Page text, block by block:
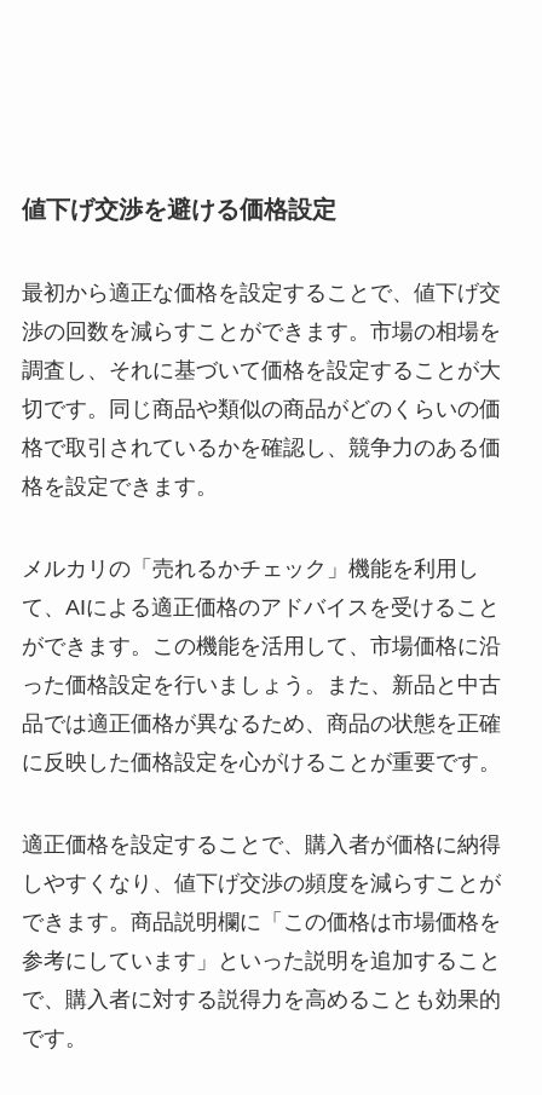
値下げ交渉を避ける価格設定
最初から適正な価格を設定することで、値下げ交
渉の回数を減らすことができます。市場の相場を
調査し、それに基づいて価格を設定することが大
切です。同じ商品や類似の商品がどのくらいの価
格で取引されているかを確認し、競争力のある価
格を設定できます。
メルカリの「売れるかチェック」機能を利用し
て、AIによる適正価格のアドバイスを受けること
ができます。この機能を活用して、市場価格に沿
った価格設定を行いましょう。また、新品と中古
品では適正価格が異なるため、商品の状態を正確
に反映した価格設定を心がけることが重要です。
適正価格を設定することで、購入者が価格に納得
しやすくなり、値下げ交渉の頻度を減らすことが
できます。商品説明欄に「この価格は市場価格を
参考にしています」といった説明を追加すること
で、購入者に対する説得力を高めることも効果的
です。